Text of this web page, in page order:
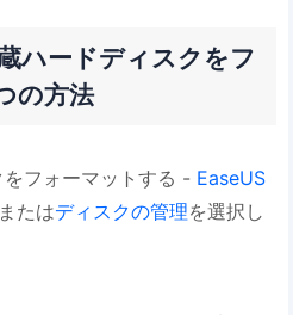
ハードディスクをフ
の方法
フォーマットする - EaseUS
たはディスクの管理を選択し